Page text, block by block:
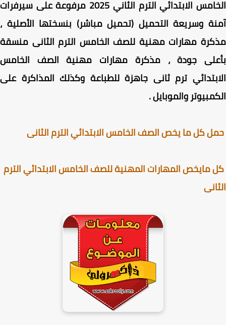
الخامس الابتدائي الترم الثاني 2025 مرفوعة على سيرفرات
وسريعة التحميل (تحميل مباشر) بنسختها الأصلية ،
مهارات مهنية للصف الخامس الترم الثانى منسقة
جودة ،مذكرة مهارات مهنية الصف الخامس
ترم ثانىجاهزة للطباعة وكذلك المذاكرة على
والموبايل .
كل ما يخص الصف الخامس الابتدائي الترم الثانى
المهارات المهنية للصف الخامس الابتدائي الترم